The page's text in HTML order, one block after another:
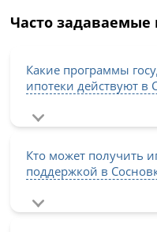
Часто задаваемые
Какие программы
ипотеки действуют в
Кто может получить
поддержкой в